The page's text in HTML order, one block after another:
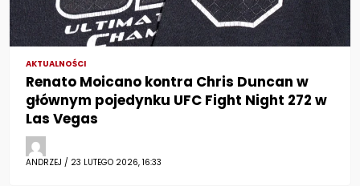
AKTUALNOŚCI
Renato Moicano kontra Chris Duncan w
głównym pojedynku UFC Fight Night 272 w
Las Vegas
ANDRZEJ / 23 LUTEGO 2026, 16:33